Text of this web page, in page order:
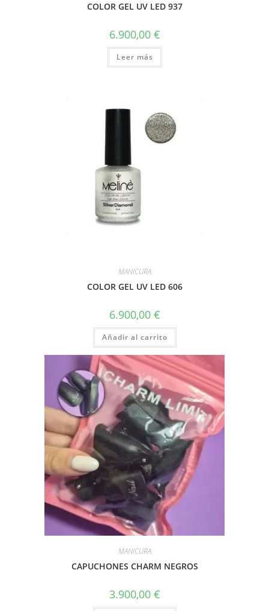
COLOR GEL UV LED 937
6.900,00 €
Leer más
MANICURA
COLOR GEL UV LED 606
6.900,00 €
Añadir al carrito
MANICURA
CAPUCHONES CHARM NEGROS
3.900,00 €